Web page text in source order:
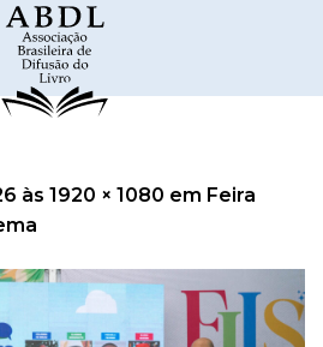
às 1920 × 1080 em Feira